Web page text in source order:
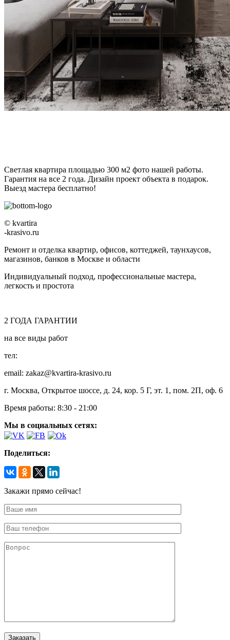
Светлая квартира площадью 300 м2 фото нашей работы.
Гарантия на все 2 года. Дизайн проект объекта в подарок.
Выезд мастера бесплатно!
© kvartira
-krasivo.ru
Ремонт и отделка квартир, офисов, коттеджей, таунхаусов,
магазинов, банков в Москве и области
Индивидуальный подход, профессиональные мастера,
легкость и простота
2 ГОДА ГАРАНТИИ
на все виды работ
тел:
email: zakaz@kvartira-krasivo.ru
г. Москва, Открытое шоссе, д. 24, кор. 5 Г, эт. 1, пом. 2П, оф. 6
Время работы: 8:30 - 21:00
Мы в социальных сетях:
Поделиться:
Закажи прямо сейчас!